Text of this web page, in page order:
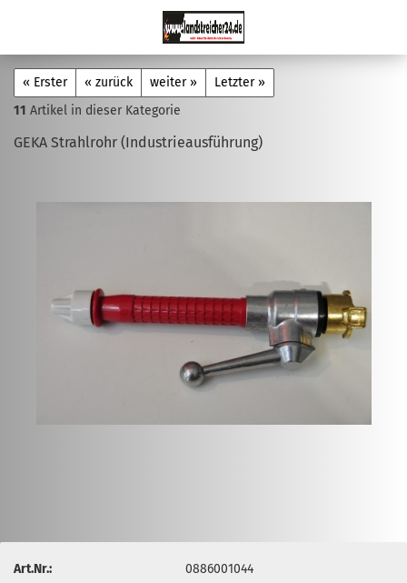
« Erster « zurück weiter »
Letzter »
11 Artikel in dieser Kategorie
GEKA Strahlrohr (Industrieausführung)
Art.Nr.:
0886001044